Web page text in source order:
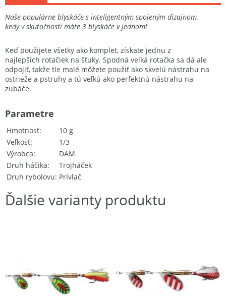
Naše populárne blyskáče s inteligentným spojeným dizajnom,
kedy v skutočnosti máte 3 blyskáče v jednom!
Keď použijete všetky ako komplet, získate jednu z
najlepších rotačiek na šťuky. Spodná veľká rotačka sa dá ale
odpojiť, takže tie malé môžete použiť ako skvelú nástrahu na
ostrieže a pstruhy a tú veľkú ako perfektnú nástrahu na
zubáče.
Hmotnosť
10 g
Veľkosť
1/3
Výrobca
DAM
Druh háčika
Trojháček
Druh rybolovu Prívlač
Parametre
Ďalšie varianty produktu